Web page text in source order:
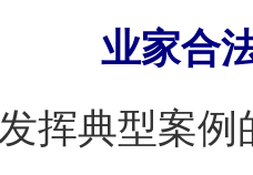
业家合
典型案例